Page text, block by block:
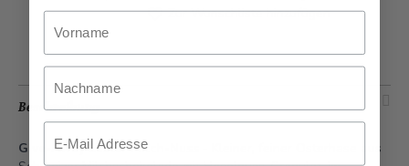
Zur Wunschliste hinzufügen
Beschreibung
Give-Away Easter Milch-Nuss
- Kleiner, feiner Osterhase aus
Nachname